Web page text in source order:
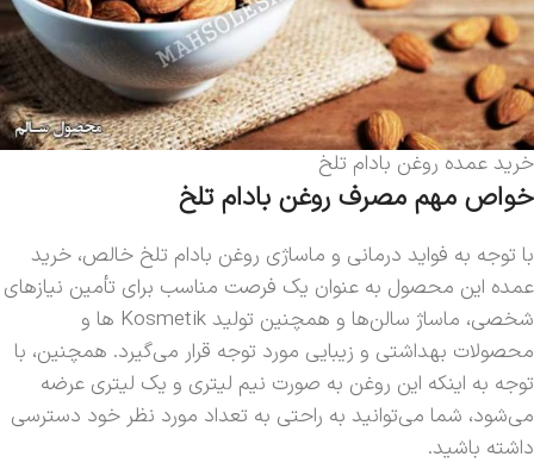
خرید عمده روغن بادام تلخ
خواص مهم مصرف روغن بادام تلخ
با توجه به فواید درمانی و ماساژی روغن بادام تلخ خالص، خرید
عمده این محصول به عنوان یک فرصت مناسب برای تأمین نیازهای
شخصی، ماساژ سالن‌ها و همچنین تولید Kosmetik ها و
محصولات بهداشتی و زیبایی مورد توجه قرار می‌گیرد. همچنین، با
توجه به اینکه این روغن به صورت نیم لیتری و یک لیتری عرضه
می‌شود، شما می‌توانید به راحتی به تعداد مورد نظر خود دسترسی
داشته باشید.